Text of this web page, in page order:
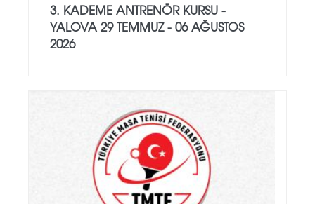
3. KADEME ANTRENÖR KURSU -
YALOVA 29 TEMMUZ - 06 AĞUSTOS
2026